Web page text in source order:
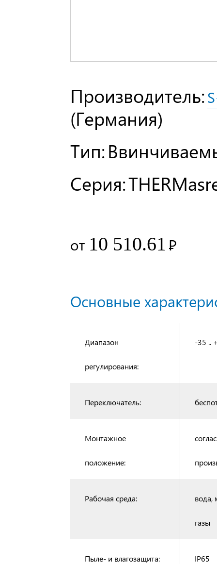
Производитель:
(Германия)
Тип:
Серия:
от 10 510.61 Р
Основные
Диапазон
регулирования:
-35 ..
Переключатель:
Монтажное
положение:
Рабочая среда: вода,
газы
Пыле- и влагозащита: IP65